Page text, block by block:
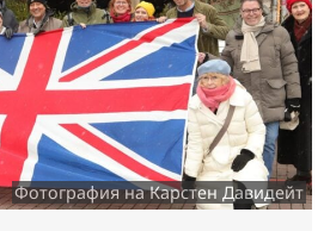
Фотография на Карстен Давидейт